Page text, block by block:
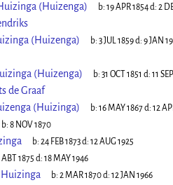
(Huizenga) b: 19 APR 1854d: 2
(Huizenga) b: 3 JUL 1859d: 9 JAN
(Huizenga) b: 31 OCT 1851 d: 11
de Graaf
(Huizinga) b: 16 MAY 1867d: 12
b: 8 NOV 1870
b: 24 FEB 1873d: 12 AUG 1925
ABT 1875 d: 18 MAY 1946
Huizinga b: 2 MAR 1870d: 12 JAN 1966